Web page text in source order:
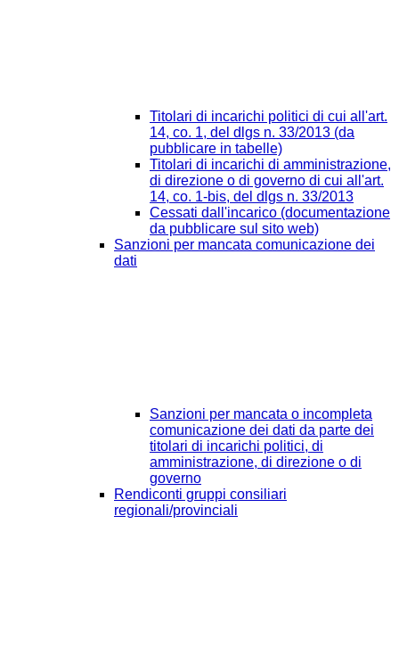
Titolari di incarichi politici di cui all'art.
14, co. 1, del dlgs n. 33/2013 (da
pubblicare in tabelle)
Titolari di incarichi di amministrazione,
di direzione o di governo di cui all'art.
14, co. 1-bis, del dlgs n. 33/2013
Cessati dall'incarico (documentazione
da pubblicare sul sito web)
Sanzioni per mancata comunicazione dei
dati
Sanzioni per mancata o incompleta
comunicazione dei dati da parte dei
titolari di incarichi politici, di
amministrazione, di direzione o di
governo
Rendiconti gruppi consiliari
regionali/provinciali